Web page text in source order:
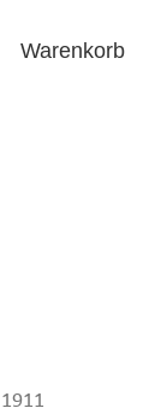
Warenkorb